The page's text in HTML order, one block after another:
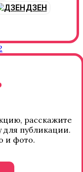
ДЗЕН
расскажите
для публикации.
и фото.